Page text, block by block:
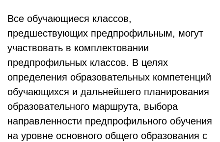
Все обучающиеся классов,
предшествующих предпрофильным, могут
участвовать в комплектовании
предпрофильных классов. В целях
определения образовательных компетенций
обучающихся и дальнейшего планирования
образовательного маршрута, выбора
направленности предпрофильного обучения
на уровне основного общего образования с